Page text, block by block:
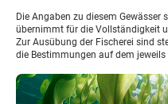
Die Angaben zu diesem Gewässer
übernimmt für die Vollständigkeit
Zur Ausübung der Fischerei sind
die Bestimmungen auf dem